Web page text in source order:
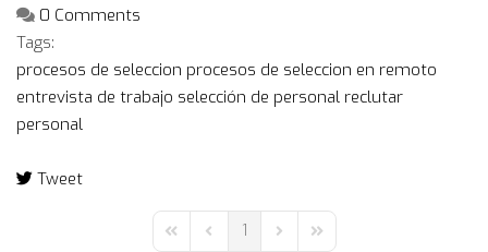
0 Comments
Tags:
procesos de seleccion procesos de seleccion en remoto
entrevista de trabajo selección de personal reclutar
personal
Tweet
First PagePrevious Page
1 Next PageLast Page